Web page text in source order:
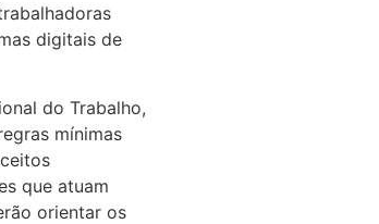
digitais de
do Trabalho,
mínimas
que atuam
orientar os